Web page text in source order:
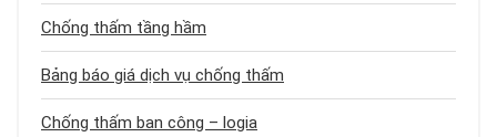
Chống thấm tầng hầm
Bảng báo giá dịch vụ chống thấm
Chống thấm ban công – logia